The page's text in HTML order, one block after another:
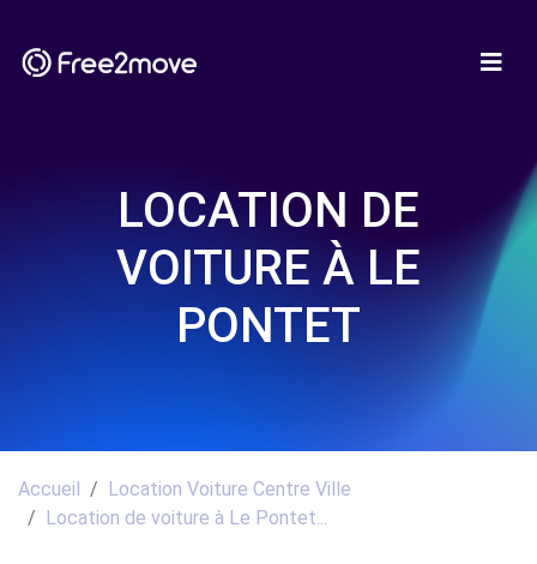
LOCATION DE
VOITURE À LE
PONTET
Accueil
Location Voiture Centre Ville
Location de voiture à Le Pontet...